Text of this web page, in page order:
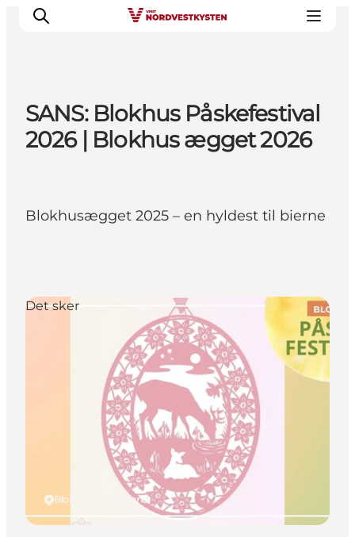
Feriesteder
Inspiration
Overnatning
SANS: Blokhus Påskefestival
2026 | Blokhus ægget 2026
Blokhusægget 2025 – en hyldest til bierne
Blokhus, Nordjylland
Det sker